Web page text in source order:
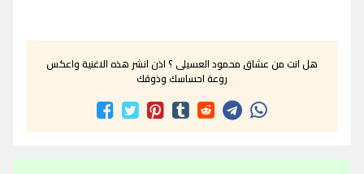
هل انت من عشاق محمود العسيلى ؟ اذن انشر هذه الاغنية واعكس
روعة احساسك وذوقك